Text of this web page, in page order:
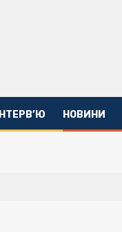
ІНТЕРВ’Ю НОВИНИ